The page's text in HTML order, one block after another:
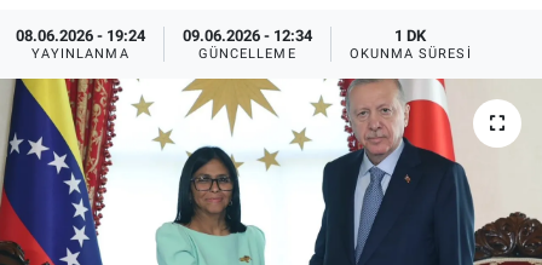
08.06.2026 - 19:24
YAYINLANMA
09.06.2026 - 12:34
GÜNCELLEME
1 DK
OKUNMA SÜRESI
TEKNOLOJİ
Dünya
İlçeler
MAGAZİN